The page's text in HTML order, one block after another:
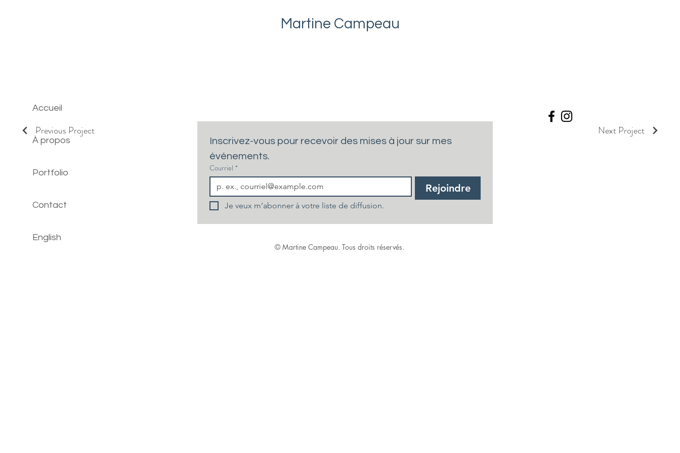
Accueil
À propos
Portfolio
Contact
English
Martine Campeau
Previous Project Next Project
Inscrivez-vous pour recevoir des mises à jour sur mes
événements.
Courriel *
Rejoindre
Je veux m’abonner à votre liste de diffusion.
© Martine Campeau. Tous droits réservés.